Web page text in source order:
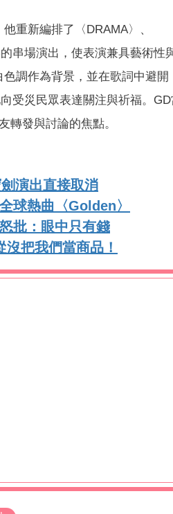
重新編排了〈DRAMA〉、
串場演出，使表演兼具藝術性
調作為背景，並在歌詞中避開
受災民眾表達關注與祈福。
轉發與討論的焦點。
演出直接取消
球熱曲〈Golden〉
批：眼中只有錢
把我們當商品！